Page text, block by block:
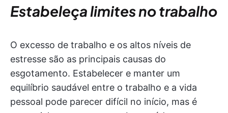
Estabeleça limites no trabalho
O excesso de trabalho e os altos níveis de
estresse são as principais causas do
esgotamento. Estabelecer e manter um
equilíbrio saudável entre o trabalho e a vida
pessoal pode parecer difícil no início, mas é